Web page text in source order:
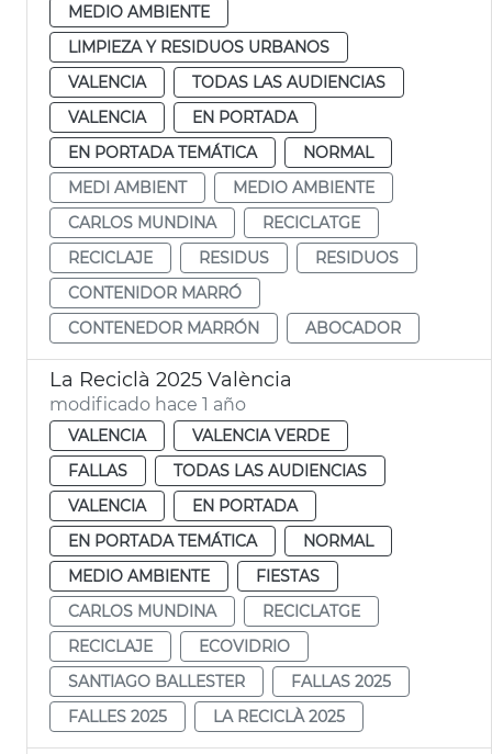
MEDIO AMBIENTE
LIMPIEZA Y RESIDUOS URBANOS
VALENCIA
TODAS LAS AUDIENCIAS
VALENCIA
EN PORTADA
EN PORTADA TEMÁTICA
NORMAL
MEDI AMBIENT
MEDIO AMBIENTE
CARLOS MUNDINA
RECICLATGE
RECICLAJE
RESIDUS
RESIDUOS
CONTENIDOR MARRÓ
CONTENEDOR MARRÓN
ABOCADOR
La Reciclà 2025 València
modificado hace 1 año
VALENCIA
VALENCIA VERDE
FALLAS
TODAS LAS AUDIENCIAS
VALENCIA
EN PORTADA
EN PORTADA TEMÁTICA
NORMAL
MEDIO AMBIENTE
FIESTAS
CARLOS MUNDINA
RECICLATGE
RECICLAJE
ECOVIDRIO
SANTIAGO BALLESTER
FALLAS 2025
FALLES 2025
LA RECICLÀ 2025